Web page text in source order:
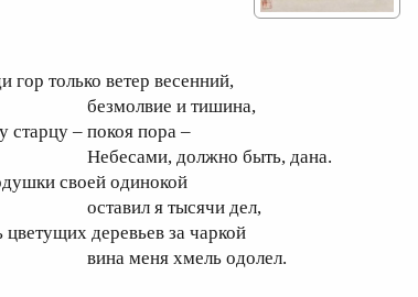
гор только ветер весенний,
и тишина,
старцу – покоя пора –
должно быть, дана.
своей одинокой
я тысячи дел,
цветущих деревьев за чаркой
хмель одолел.